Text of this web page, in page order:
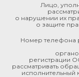
Лицо,
о нарушении их
о защите
Номер телефона
регистрации
рассматривать
исполнительный